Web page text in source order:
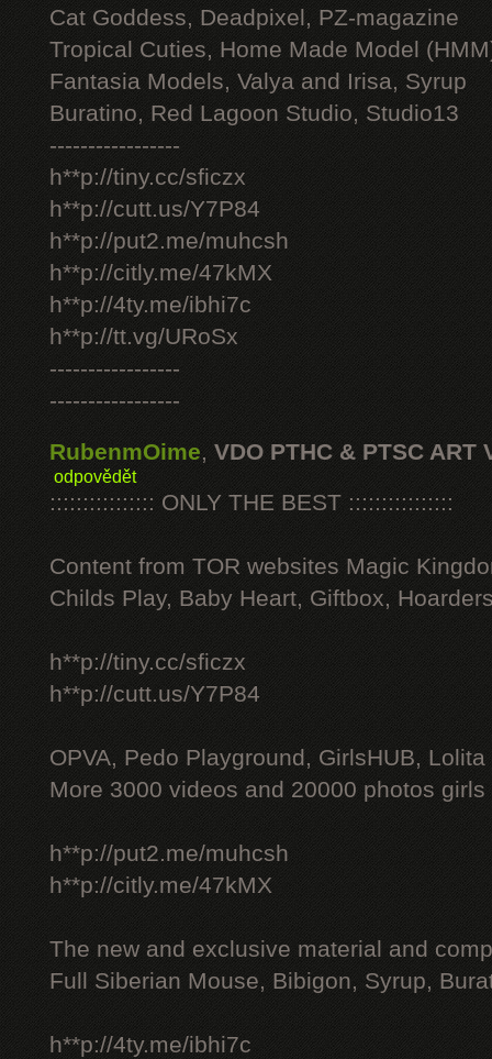
Cat Goddess, Deadpixel, PZ-magazine
Tropical Cuties, Home Made Model
Fantasia Models, Valya and Irisa, Syrup
Buratino, Red Lagoon Studio, Studio13
-----------------
h**p://tiny.cc/sficzx
h**p://cutt.us/Y7P84
h**p://put2.me/muhcsh
h**p://citly.me/47kMX
h**p://4ty.me/ibhi7c
h**p://tt.vg/URoSx
-----------------
-----------------
RubenmOime, VDO PTHC & PTSC ART
odpovědět
:::::::::::::::: ONLY THE BEST ::::::::::::::::
Content from TOR websites Magic
Childs Play, Baby Heart, Giftbox,
h**p://tiny.cc/sficzx
h**p://cutt.us/Y7P84
OPVA, Pedo Playground, GirlsHUB, Lolita
More 3000 videos and 20000 photos
h**p://put2.me/muhcsh
h**p://citly.me/47kMX
The new and exclusive material and
Full Siberian Mouse, Bibigon, Syrup,
h**p://4ty.me/ibhi7c